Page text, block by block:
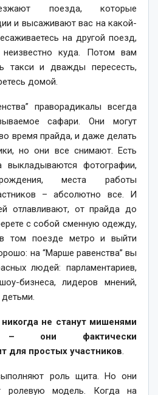
поезда, которые
и высаживают вас на какой-
на другой поезд,
куда. Потом вам
такси и дважды пересесть,
домой.
праворадикалы всегда
сафари. Они могут
время прайда, и даже делать
но они все снимают. Есть
выкладываются фотографии,
места работы
– абсолютно все. И
отлавливают, от прайда до
с собой сменную одежду,
том поезде метро и выйти
на “Марше равенства” вы
людей: парламентариев,
бизнеса, лидеров мнений,
не станут мишенями
– они фактически
для простых участников.
роль щита. Но они
ролевую модель. Когда на